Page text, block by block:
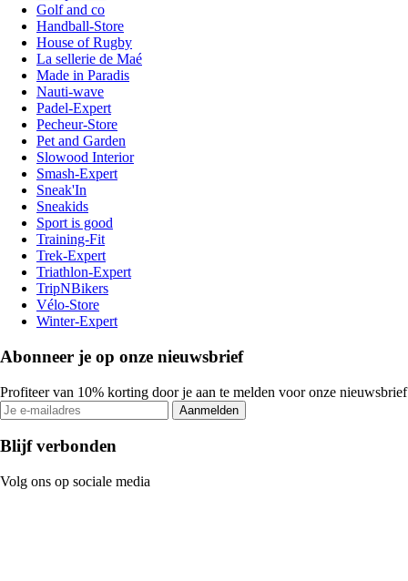
Golf and co
Handball-Store
House of Rugby
La sellerie de Maé
Made in Paradis
Nauti-wave
Padel-Expert
Pecheur-Store
Pet and Garden
Slowood Interior
Smash-Expert
Sneak'In
Sneakids
Sport is good
Training-Fit
Trek-Expert
Triathlon-Expert
TripNBikers
Vélo-Store
Winter-Expert
Abonneer je op onze nieuwsbrief
Profiteer van 10% korting door je aan te melden voor onze nieuwsbrief
Aanmelden
Blijf verbonden
Volg ons op sociale media